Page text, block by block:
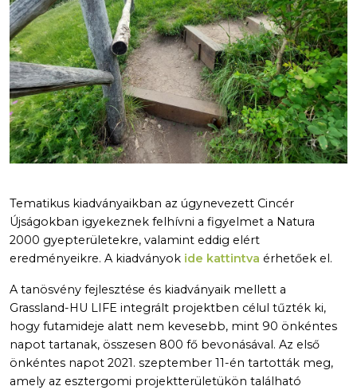
Tematikus kiadványaikban az úgynevezett Cincér
Újságokban igyekeznek felhívni a figyelmet a Natura
2000 gyepterületekre, valamint eddig elért
eredményeikre. A kiadványok ide kattintva érhetőek el.
A tanösvény fejlesztése és kiadványaik mellett a
Grassland-HU LIFE integrált projektben célul tűzték ki,
hogy futamideje alatt nem kevesebb, mint 90 önkéntes
napot tartanak, összesen 800 fő bevonásával. Az első
önkéntes napot 2021. szeptember 11-én tartották meg,
amely az esztergomi projektterületükön található